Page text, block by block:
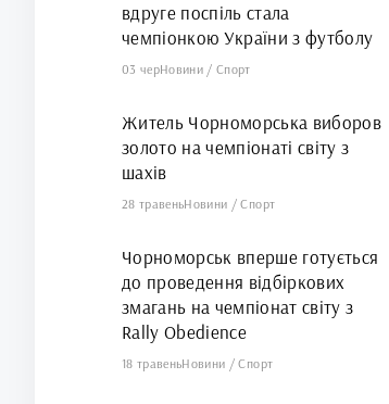
вдруге поспіль стала
чемпіонкою України з футболу
03 черНовини /Спорт
Житель Чорноморська виборов
золото на чемпіонаті світу з
шахів
28 травеньНовини /Спорт
Чорноморськ вперше готується
до проведення відбіркових
змагань на чемпіонат світу з
Rally Obedience
18 травеньНовини /Спорт